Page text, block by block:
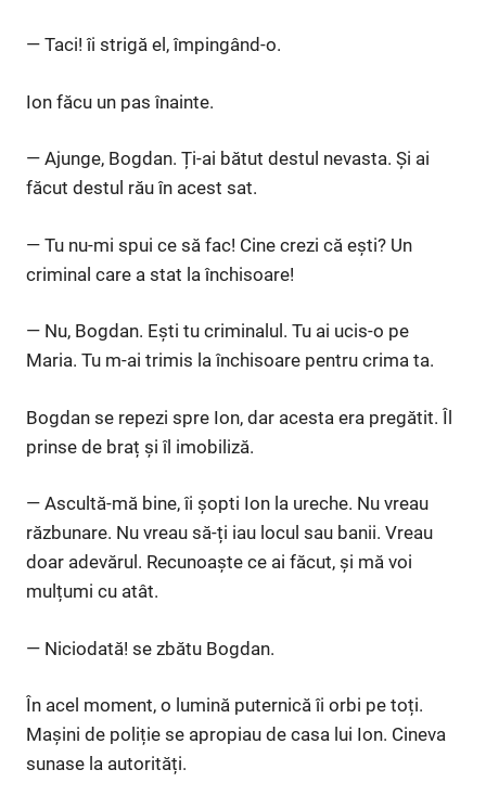
— Taci! îi strigă el, împingând-o.
Ion făcu un pas înainte.
— Ajunge, Bogdan. Ți-ai bătut destul nevasta. Și ai
făcut destul rău în acest sat.
— Tu nu-mi spui ce să fac! Cine crezi că ești? Un
criminal care a stat la închisoare!
— Nu, Bogdan. Ești tu criminalul. Tu ai ucis-o pe
Maria. Tu m-ai trimis la închisoare pentru crima ta.
Bogdan se repezi spre Ion, dar acesta era pregătit. Îl
prinse de braț și îl imobiliză.
— Ascultă-mă bine, îi șopti Ion la ureche. Nu vreau
răzbunare. Nu vreau să-ți iau locul sau banii. Vreau
doar adevărul. Recunoaște ce ai făcut, și mă voi
mulțumi cu atât.
— Niciodată! se zbătu Bogdan.
În acel moment, o lumină puternică îi orbi pe toți.
Mașini de poliție se apropiau de casa lui Ion. Cineva
sunase la autorități.